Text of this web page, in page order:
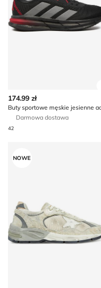
174.99 zł
Darmowa dostawa
42
NOWE